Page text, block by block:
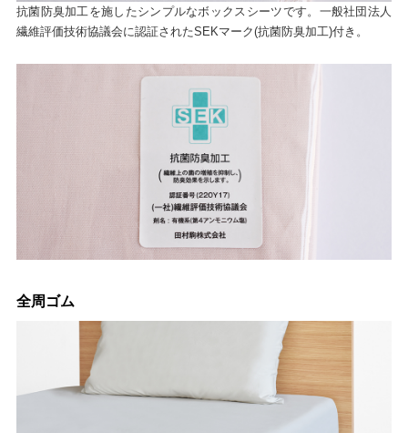
抗菌防臭加工を施したシンプルなボックスシーツです。一般社団法人
繊維評価技術協議会に認証されたSEKマーク(抗菌防臭加工)付き。
全周ゴム